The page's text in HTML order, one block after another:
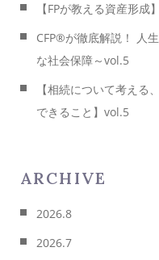
【FPが教える資産形成
CFP®が徹底解説！ 人
な社会保障～vol.5
【相続について考える
できること】vol.5
ARCHIVE
2026.8
2026.7